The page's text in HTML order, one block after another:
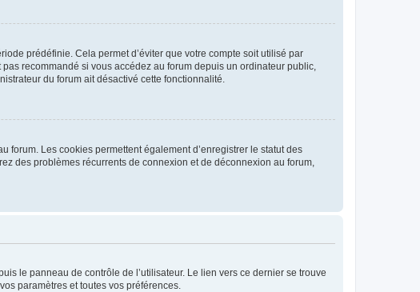
prédéfinie. Cela permet d’éviter que votre compte soit utilisé par
recommandé si vous accédez au forum depuis un ordinateur public,
du forum ait désactivé cette fonctionnalité.
forum. Les cookies permettent également d’enregistrer le statut des
des problèmes récurrents de connexion et de déconnexion au forum,
le panneau de contrôle de l’utilisateur. Le lien vers ce dernier se trouve
paramètres et toutes vos préférences.